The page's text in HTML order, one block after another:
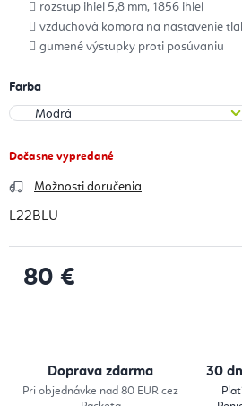
rozstup ihiel 5,8 mm, 1856 ihiel
vzduchová komora na nastavenie
gumené výstupky proti posúvaniu
Farba
Dočasne vypredané
Možnosti doručenia
L22BLU
80 €
Doprava zdarma
Pri objednávke nad 80 EUR cez
30